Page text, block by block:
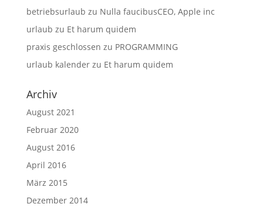
betriebsurlaub zu Nulla faucibusCEO, Apple inc
urlaub zu Et harum quidem
praxis geschlossen zu PROGRAMMING
urlaub kalenderzu Et harum quidem
Archiv
August 2021
Februar 2020
August 2016
April 2016
März 2015
Dezember 2014